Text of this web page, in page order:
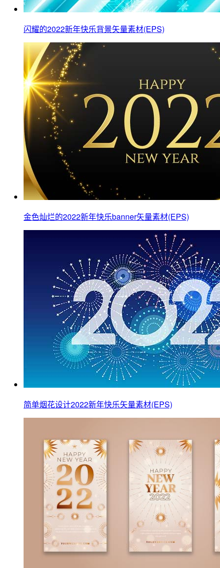
闪耀的2022新年快乐背景矢量素材(EPS)
金色灿烂的2022新年快乐banner矢量素材(EPS)
简单烟花设计2022新年快乐矢量素材(EPS)